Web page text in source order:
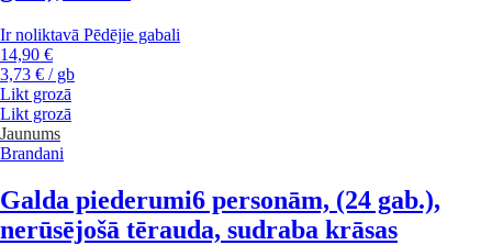
Ir noliktavā Pēdējie gabali
14,90 €
3,73 € / gb
Likt grozā
Likt grozā
Jaunums
Brandani
Galda piederumi6 personām, (24 gab.),
nerūsējošā tērauda, sudraba krāsas